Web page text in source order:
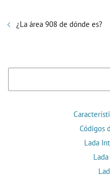
¿La área 908 de dónde es?
Códigos
Lada